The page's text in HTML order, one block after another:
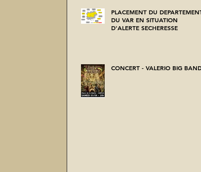
PLACEMENT DU DEPARTEMENT
DU VAR EN SITUATION
D'ALERTE SECHERESSE
CONCERT - VALERIO BIG BAND